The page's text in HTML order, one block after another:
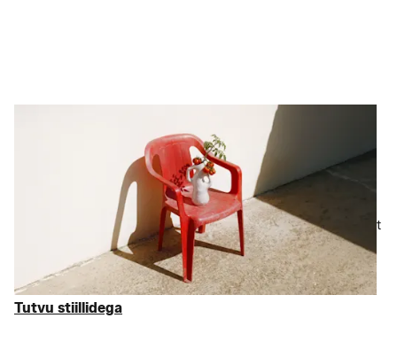
Sisekujundus taskukohase
Sinu kodu peaks välja nägema sama äge nagu sina ise. Alates
värsketest magamistoatekstiilidest, mis meelitavad sind varakult
köögitarvikuteni
, mis muudavad argipäeva
sündmuseks — me oleme sinu jaoks välja vallinud parimad
kodukaubad, mida pakume kuni 75% tavahinnast soodsamalt.
Tutvu stiillidega